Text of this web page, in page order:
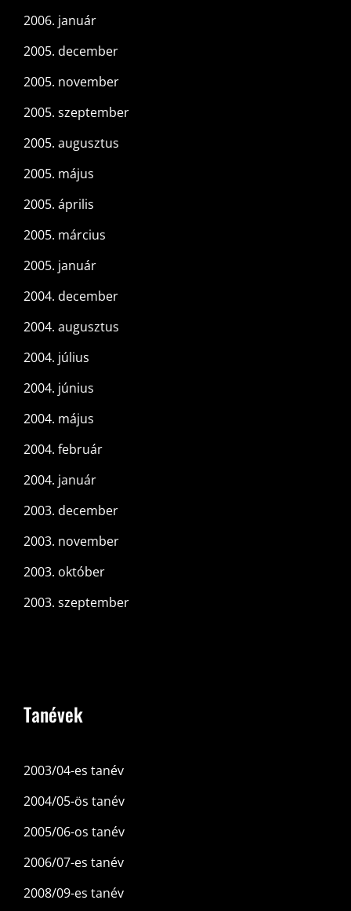
2006. január
2005. december
2005. november
2005. szeptember
2005. augusztus
2005. május
2005. április
2005. március
2005. január
2004. december
2004. augusztus
2004. július
2004. június
2004. május
2004. február
2004. január
2003. december
2003. november
2003. október
2003. szeptember
Tanévek
2003/04-es tanév
2004/05-ös tanév
2005/06-os tanév
2006/07-es tanév
2008/09-es tanév